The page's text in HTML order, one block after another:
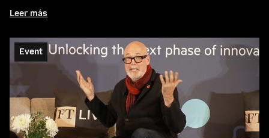
Leer más
Event